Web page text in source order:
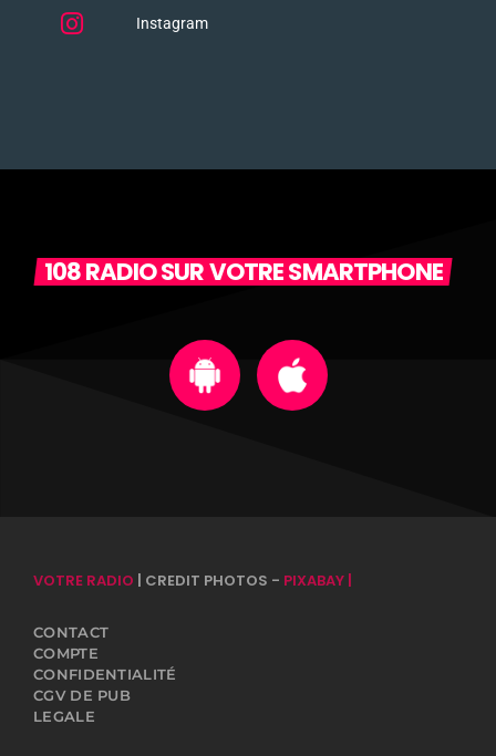
Instagram
108 RADIO SUR VOTRE SMARTPHONE
VOTRE RADIO | CREDIT PHOTOS - PIXABAY |
CONTACT
COMPTE
CONFIDENTIALITÉ
CGV DE PUB
LEGALE